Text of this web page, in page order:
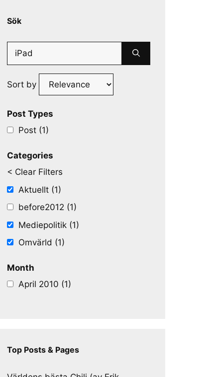
Sök
Search
Sort by
Post Types
Post (1)
Categories
< Clear Filters
Aktuellt (1)
before2012 (1)
Mediepolitik (1)
Omvärld (1)
Month
April 2010 (1)
Top Posts & Pages